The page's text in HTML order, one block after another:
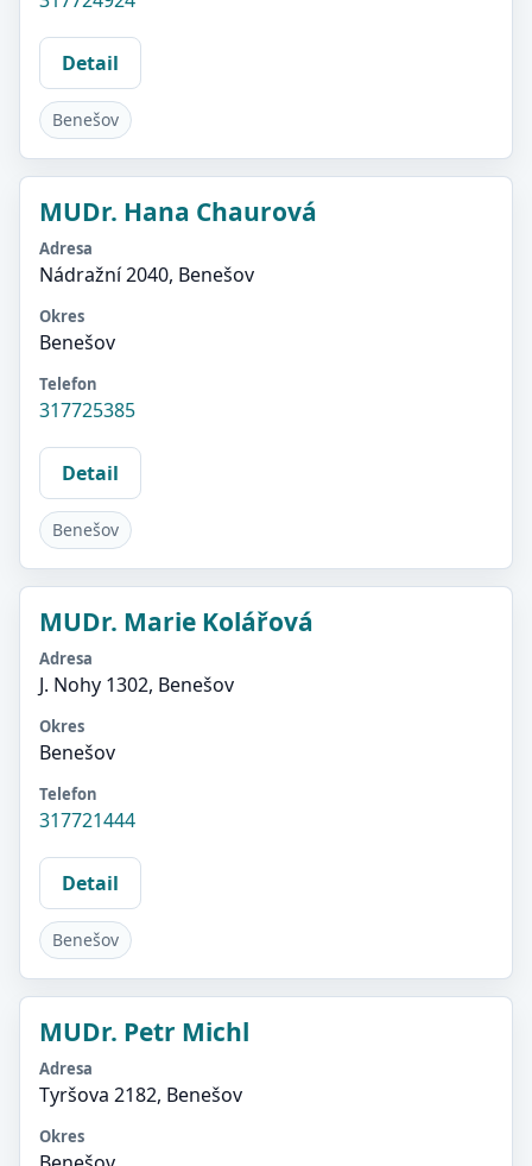
Detail
Benešov
MUDr. Hana Chaurová
Adresa
Nádražní 2040, Benešov
Okres
Benešov
Telefon
317725385
Detail
Benešov
MUDr. Marie Kolářová
Adresa
J. Nohy 1302, Benešov
Okres
Benešov
Telefon
317721444
Detail
Benešov
MUDr. Petr Michl
Adresa
Tyršova 2182, Benešov
Okres